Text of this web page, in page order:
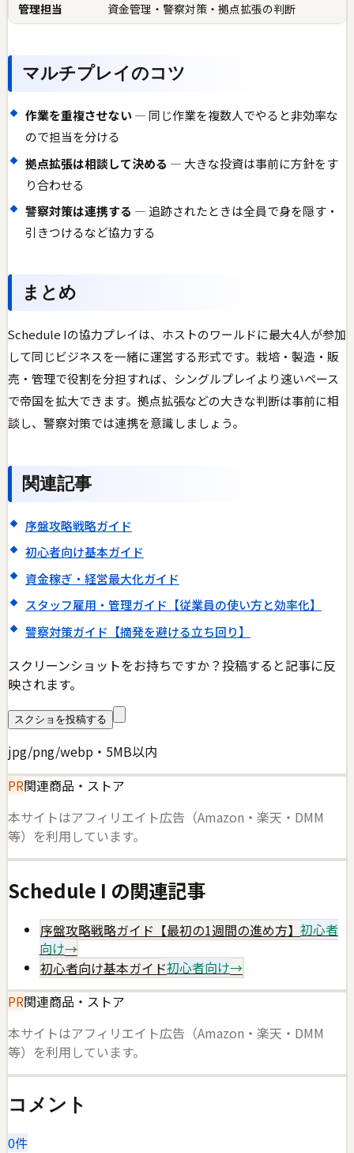
管理担当 資金管理・警察対策・拠点拡張の判断
マルチプレイのコツ
作業を重複させない— 同じ作業を複数人でやると非効率な
ので担当を分ける
拠点拡張は相談して決める — 大きな投資は事前に方針をす
り合わせる
警察対策は連携する — 追跡されたときは全員で身を隠す・
引きつけるなど協力する
まとめ
Schedule Iの協力プレイは、ホストのワールドに最大4人が参加
して同じビジネスを一緒に運営する形式です。栽培・製造・販
売・管理で役割を分担すれば、シングルプレイより速いペース
で帝国を拡大できます。拠点拡張などの大きな判断は事前に相
談し、警察対策では連携を意識しましょう。
関連記事
序盤攻略戦略ガイド
初心者向け基本ガイド
資金稼ぎ・経営最大化ガイド
スタッフ雇用・管理ガイド【従業員の使い方と効率化】
警察対策ガイド【摘発を避ける立ち回り】
スクリーンショットをお持ちですか？投稿すると記事に反
映されます。
スクショを投稿する
jpg/png/webp・5MB以内
PR関連商品・ストア
本サイトはアフィリエイト広告（Amazon・楽天・DMM
等）を利用しています。
Schedule I の関連記事
序盤攻略戦略ガイド【最初の1週間の進め方】 初心者
向け→
初心者向け基本ガイド初心者向け→
PR関連商品・ストア
本サイトはアフィリエイト広告（Amazon・楽天・DMM
等）を利用しています。
コメント
0件